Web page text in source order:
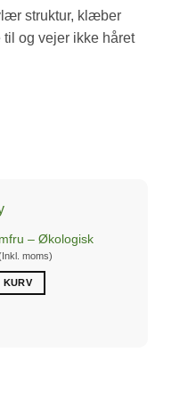
struktur, klæber
og vejer ikke håret
– Økologisk
moms)